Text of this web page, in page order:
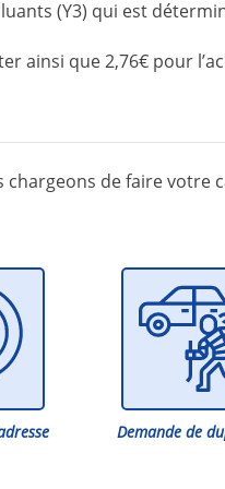
(Y3) qui est
ainsi que 2,76€ pour
de faire votre
Demande de